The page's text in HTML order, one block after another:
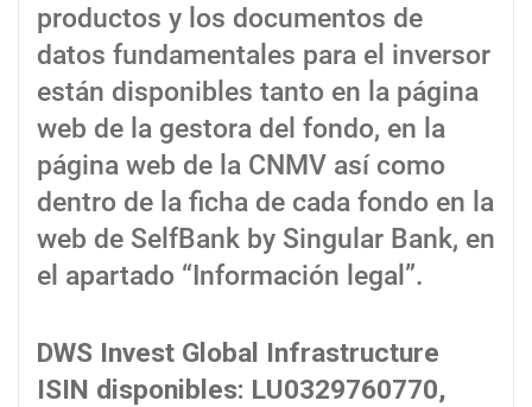
productos y los documentos de
datos fundamentales para el inversor
están disponibles tanto en la página
web de la gestora del fondo, en la
página web de la CNMV así como
dentro de la ficha de cada fondo en la
web de SelfBank by Singular Bank, en
el apartado “Información legal”.
DWS Invest Global Infrastructure
ISIN disponibles: LU0329760770,